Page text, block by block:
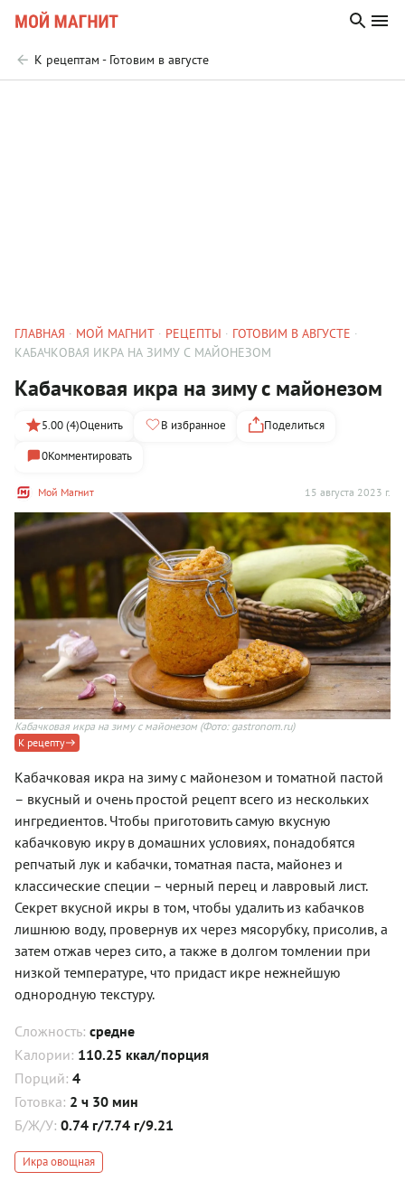
К рецептам - Готовим в августе
ГЛАВНАЯ МОЙ МАГНИТ РЕЦЕПТЫ
ГОТОВИМ В АВГУСТЕ
КАБАЧКОВАЯ ИКРА НА ЗИМУ С МАЙОНЕЗОМ
Кабачковая икра на зиму с майонезом
Мой Магнит 15 августа 2023 г.
5.00 (4)Оценить В избранное
Поделиться
0Комментировать
Кабачковая икра на зиму с майонезом (Фото: gastronom.ru)
К рецепту
Кабачковая икра на зиму с майонезом и томатной пастой
– вкусный и очень простой рецепт всего из нескольких
ингредиентов. Чтобы приготовить самую вкусную
кабачковую икру в домашних условиях, понадобятся
репчатый лук и кабачки, томатная паста, майонез и
классические специи – черный перец и лавровый лист.
Секрет вкусной икры в том, чтобы удалить из кабачков
лишнюю воду, провернув их через мясорубку, присолив, а
затем отжав через сито, а также в долгом томлении при
низкой температуре, что придаст икре нежнейшую
однородную текстуру.
Сложность: средне
Калории: 110.25 ккал/порция
Порций: 4
Готовка: 2 ч 30 мин
Б/Ж/У: 0.74 г/7.74 г/9.21
Икра овощная